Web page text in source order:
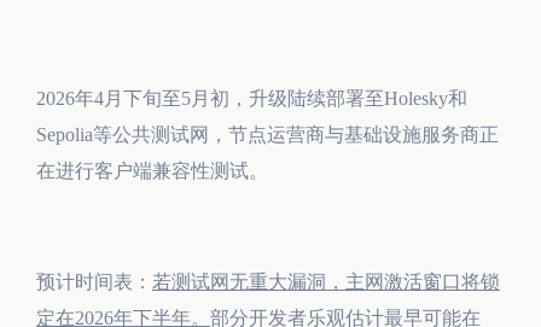
2026年4月下旬至5月初，升级陆续部署至Holesky和
Sepolia等公共测试网，节点运营商与基础设施服务商正
在进行客户端兼容性测试。
预计时间表： 若测试网无重大漏洞，主网激活窗口将锁
定在2026年下半年。 部分开发者乐观估计最早可能在